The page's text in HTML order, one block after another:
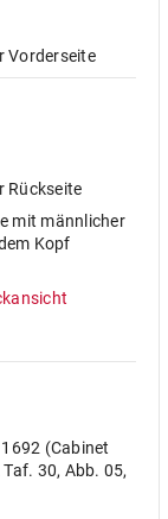
Vorderseite
Rückseite
mit männlicher
Kopf
(Cabinet
Taf. 30, Abb. 05,